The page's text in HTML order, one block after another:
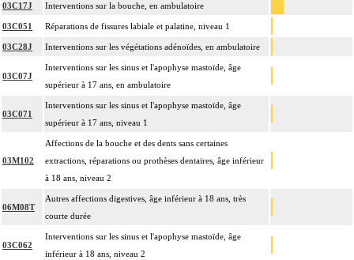
03C17J Interventions sur la bouche, en ambulatoire
03C051 Réparations de fissures labiale et palatine, niveau 1
03C28J Interventions sur les végétations adénoïdes, en ambulatoire
03C07J
Interventions sur les sinus et l'apophyse mastoïde, âge
supérieur à 17 ans, en ambulatoire
03C071
Interventions sur les sinus et l'apophyse mastoïde, âge
supérieur à 17 ans, niveau 1
03M102
Affections de la bouche et des dents sans certaines
extractions, réparations ou prothèses dentaires, âge inférieur
à 18 ans, niveau 2
06M08T
Autres affections digestives, âge inférieur à 18 ans, très
courte durée
03C062
Interventions sur les sinus et l'apophyse mastoïde, âge
inférieur à 18 ans, niveau 2